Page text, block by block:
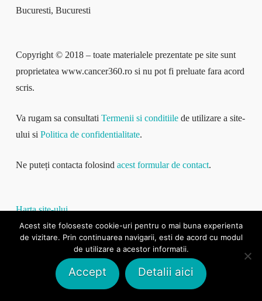
Bucuresti, Bucuresti
Copyright © 2018 – toate materialele prezentate pe site sunt
proprietatea www.cancer360.ro si nu pot fi preluate fara acord
scris.
Va rugam sa consultati Termenii si conditiilede utilizare a site-
ului si Politica de confidentialitate.
Ne puteți contacta folosind acest formular de contact.
Harta site-ului
Articole recomandate
Stari de ameteala si slabiciune – iata ce boli pot semnala
Acest site foloseste cookie-uri pentru o mai buna experienta
de vizitare. Prin continuarea navigarii, esti de acord cu modul
de utilizare a acestor informatii.
Accept Detalii aici